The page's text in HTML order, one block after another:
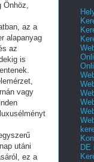
Önhöz,
az a
alapanyag
az
is
vagy
utáni
ez a
DE